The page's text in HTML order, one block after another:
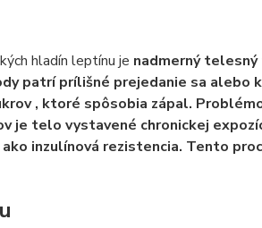
hladín leptínu je nadmerný
patrí prílišné prejedanie sa alebo
, ktoré spôsobia zápal.
je telo vystavené chronickej
inzulínová rezistencia. Tento